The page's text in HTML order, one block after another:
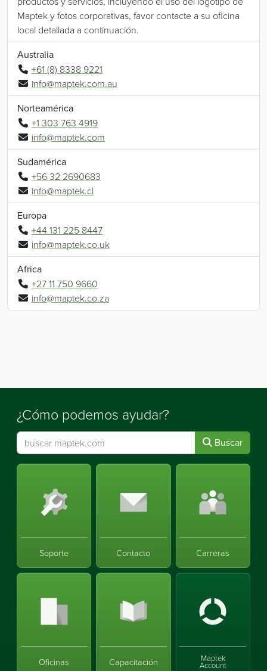
Maptek y fotos corporativas, favor contacte a su oficina
local detallada a continuación.
Australia
+61 (8) 8338 9221
info@maptek.com.au
Norteamérica
+1 303 763 4919
info@maptek.com
Sudamérica
+56 32 2690683
info@maptek.cl
Europa
+44 131 225 8447
info@maptek.co.uk
Africa
+27 11 750 9660
info@maptek.co.za
¿Cómo podemos ayudar?
Buscar
Soporte Contacto Carreras
Oficinas Capacitación Maptek
Account